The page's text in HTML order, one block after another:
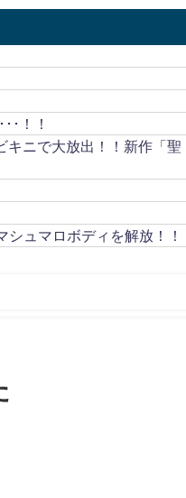
･！！
キニで大放出！！新作「聖
ュマロボディを解放！！